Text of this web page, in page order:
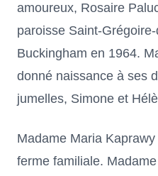
amoureux, Rosaire
paroisse Saint-
Buckingham en 1964.
donné naissance à ses
jumelles, Simone et
Madame Maria
ferme familiale.